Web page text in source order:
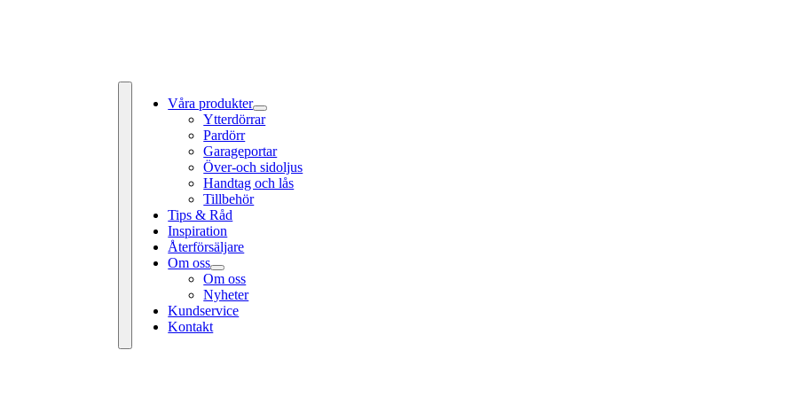
Toggle
Navigation
Våra produkter
Ytterdörrar
Pardörr
Garageportar
Över-och sidoljus
Handtag och lås
Tillbehör
Tips & Råd
Inspiration
Återförsäljare
Om oss
Om oss
Nyheter
Kundservice
Kontakt